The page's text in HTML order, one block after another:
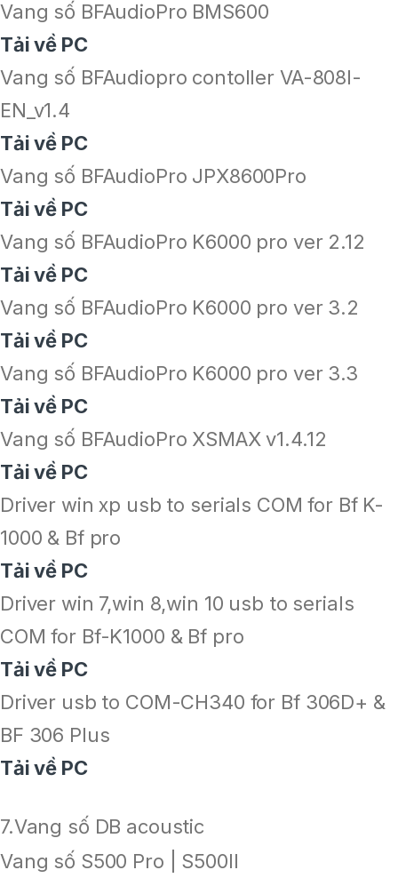
Vang số BFAudioPro BMS600
Tải về PC
Vang số BFAudiopro contoller VA-808I-
EN_v1.4
Tải về PC
Vang số BFAudioPro JPX8600Pro
Tải về PC
Vang số BFAudioPro K6000 pro ver 2.12
Tải về PC
Vang số BFAudioPro K6000 pro ver 3.2
Tải về PC
Vang số BFAudioPro K6000 pro ver 3.3
Tải về PC
Vang số BFAudioPro XSMAX v1.4.12
Tải về PC
Driver win xp usb to serials COM for Bf K-
1000 & Bf pro
Tải về PC
Driver win 7,win 8,win 10 usb to serials
COM for Bf-K1000 & Bf pro
Tải về PC
Driver usb to COM-CH340 for Bf 306D+ &
BF 306 Plus
Tải về PC
7.Vang số DB acoustic
Vang số S500 Pro | S500II